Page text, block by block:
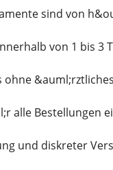
sind von
von 1 bis 3
alle Bestellungen
und diskreter